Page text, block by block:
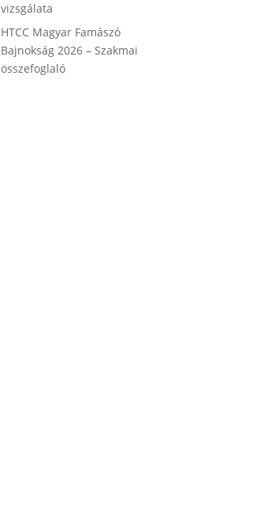
vizsgálata
HTCC Magyar Famászó
Bajnokság 2026 – Szakmai
összefoglaló